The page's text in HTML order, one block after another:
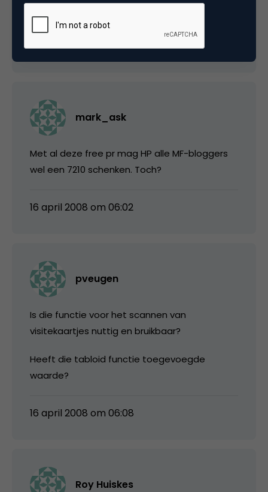
vanaf eind maart liep; goed dat je het zegt! 😉
16 april 2008 om 05:57
mark_ask
Met al deze free pr mag HP alle MF-bloggers
wel een 7210 schenken. Toch?
16 april 2008 om 06:02
pveugen
Is die functie voor het scannen van
visitekaartjes nuttig en bruikbaar?
Heeft die tabloid functie toegevoegde
waarde?
16 april 2008 om 06:08
Roy Huiskes